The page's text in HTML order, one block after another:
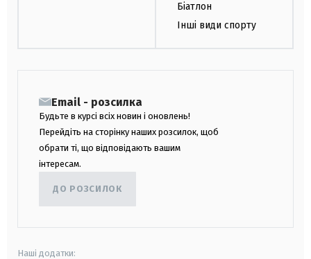
Біатлон
Інші види спорту
Email - розсилка
Будьте в курсі всіх новин і оновлень!
Перейдіть на сторінку наших розсилок, щоб
обрати ті, що відповідають вашим
інтересам.
ДО РОЗСИЛОК
Наші додатки: